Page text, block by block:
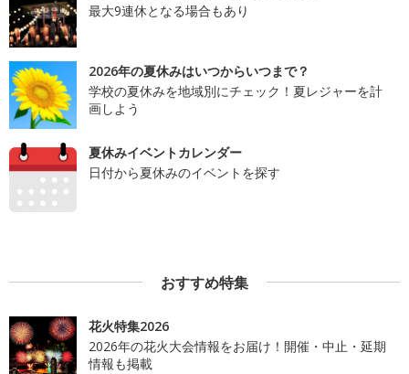
最大9連休となる場合もあり
2026年の夏休みはいつからいつまで？
学校の夏休みを地域別にチェック！夏レジャーを計
画しよう
夏休みイベントカレンダー
日付から夏休みのイベントを探す
おすすめ特集
花火特集2026
2026年の花火大会情報をお届け！開催・中止・延期
情報も掲載